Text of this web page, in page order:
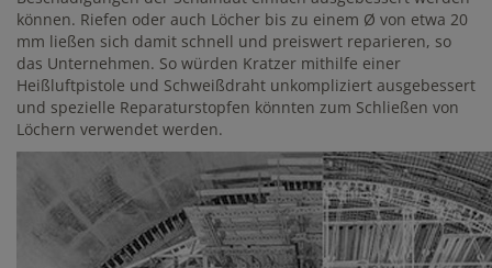
können. Riefen oder auch Löcher bis zu einem Ø von etwa 20
mm ließen sich damit schnell und preiswert reparieren, so
das Unternehmen. So würden Kratzer mithilfe einer
Heißluftpistole und Schweißdraht unkompliziert ausgebessert
und spezielle Reparaturstopfen könnten zum Schließen von
Löchern verwendet werden.